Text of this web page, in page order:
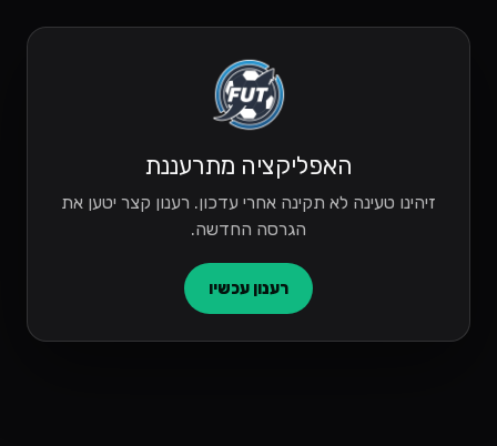
האפליקציה מתרעננת
זיהינו טעינה לא תקינה אחרי עדכון. רענון קצר יטען את
הגרסה החדשה.
רענון עכשיו